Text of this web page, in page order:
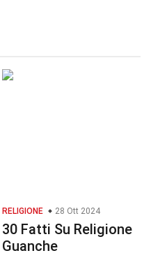
RELIGIONE 28 Ott 2024
30 Fatti Su Religione
Guanche